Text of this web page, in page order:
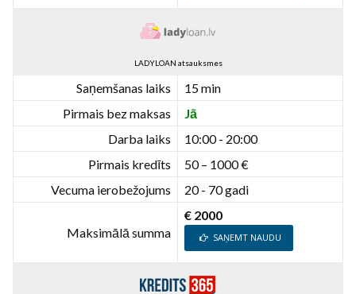
LADYLOAN atsauksmes
Saņemšanas laiks
15 min
Pirmais bez maksas
Jā
Darba laiks
10:00 - 20:00
Pirmais kredīts
50 – 1000 €
Vecuma ierobežojums
20 - 70 gadi
Maksimālā summa
€ 2000
SAŅEMT NAUDU